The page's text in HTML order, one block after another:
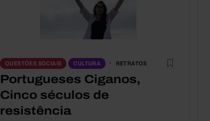
QUESTÕES SOCIAIS CULTURA RETRATOS
Portugueses Ciganos,
Cinco séculos de
resistência